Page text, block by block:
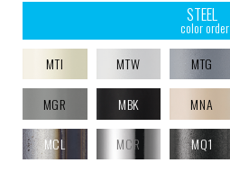
STEEL
color order
MTI
MTW MTG
MGR MBK MNA
MCL MCR MQ1